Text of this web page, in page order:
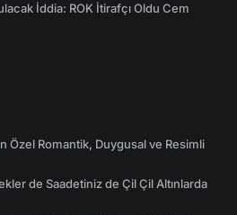
İddia: ROK İtirafçı Oldu Cem
Özel Romantik, Duygusal ve Resimli
de Saadetiniz de Çil Çil Altınlarda